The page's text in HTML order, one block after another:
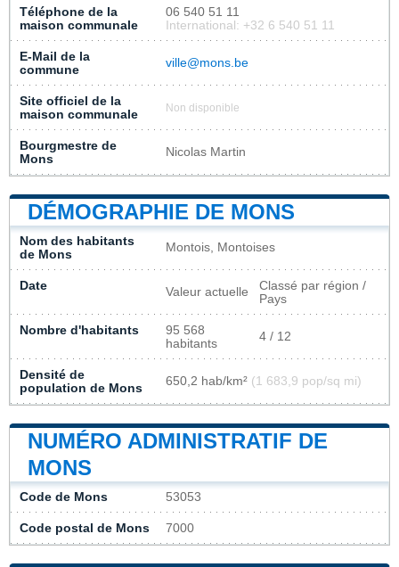
Téléphone de la
maison communale
06 540 51 11
International: +32 6 540 51 11
E-Mail de la
commune
ville@mons.be
Site officiel de la
maison communale
Non disponible
Bourgmestre de
Mons
Nicolas Martin
DÉMOGRAPHIE DE MONS
Nom des habitants
de Mons
Montois, Montoises
Date Valeur actuelle
Classé par région /
Pays
Nombre d'habitants
95 568
habitants
4 / 12
Densité de
population de Mons
650,2 hab/km² (1 683,9 pop/sq mi)
NUMÉRO ADMINISTRATIF DE
MONS
Code de Mons 53053
Code postal de Mons 7000